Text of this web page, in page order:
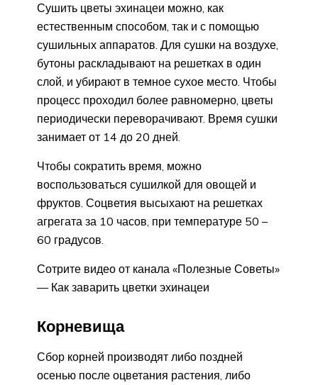
Сушить цветы эхинацеи можно, как
естественным способом, так и с помощью
сушильных аппаратов. Для сушки на воздухе,
бутоны раскладывают на решетках в один
слой, и убирают в темное сухое место. Чтобы
процесс проходил более равномерно, цветы
периодически переворачивают. Время сушки
занимает от 14 до 20 дней.
Чтобы сократить время, можно
воспользоваться сушилкой для овощей и
фруктов. Соцветия высыхают на решетках
агрегата за 10 часов, при температуре 50 –
60 градусов.
Сотрите видео от канала «Полезные Советы»
— Как заварить цветки эхинацеи
Корневища
Сбор корней производят либо поздней
осенью после оцветания растения, либо